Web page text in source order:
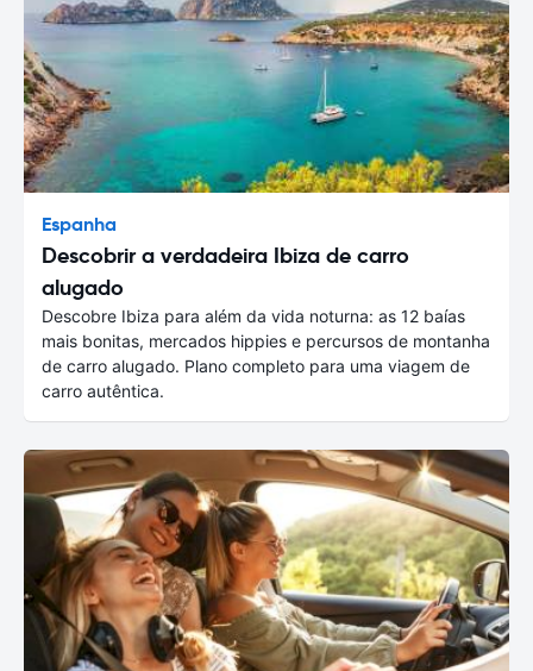
Espanha
Descobrir a verdadeira Ibiza de carro
alugado
Descobre Ibiza para além da vida noturna: as 12 baías
mais bonitas, mercados hippies e percursos de montanha
de carro alugado. Plano completo para uma viagem de
carro autêntica.